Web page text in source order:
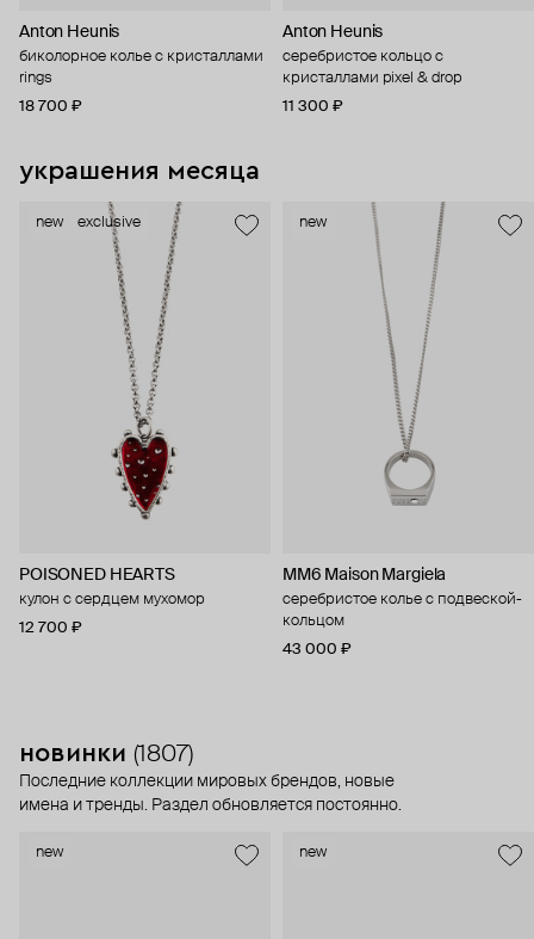
Anton Heunis
биколорное колье с кристаллами
rings
18 700 ₽
Anton Heunis
серебристое кольцо с
кристаллами pixel & drop
11 300 ₽
украшения месяца
new exclusive
POISONED HEARTS
кулон с сердцем мухомор
12 700 ₽
new
MM6 Maison Margiela
серебристое колье с подвеской-
кольцом
43 000 ₽
новинки (1807)
Последние коллекции мировых брендов, новые
имена и тренды. Раздел обновляется постоянно.
new new